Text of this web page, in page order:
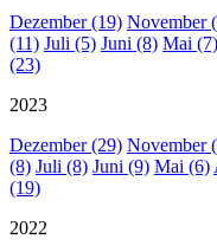
Dezember (19) November
(11) Juli (5) Juni (8) Mai (7)
(23)
2023
Dezember (29) November
(8) Juli (8) Juni (9) Mai (6)
(19)
2022